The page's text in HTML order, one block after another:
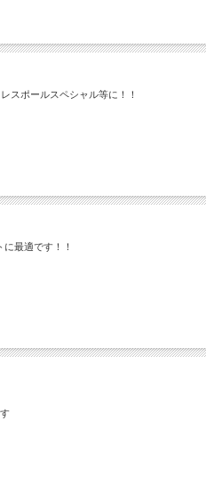
スポールスペシャル等に！！
最適です！！